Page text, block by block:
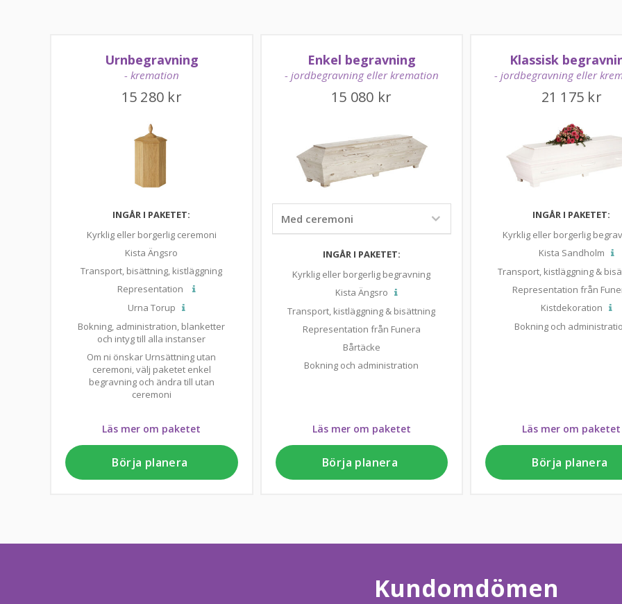
Urnbegravning
- kremation
15 280 kr
INGÅR I PAKETET:
Kyrklig eller borgerlig ceremoni
Kista Ängsro
Transport, bisättning, kistläggning
Representation
Urna Torup
Bokning, administration, blanketter
och intyg till alla instanser
Om ni önskar Urnsättning utan
ceremoni, välj paketet enkel
begravning och ändra till utan
ceremoni
Läs mer om paketet
Börja planera
Enkel begravning
- jordbegravning eller kremation
15 080 kr
INGÅR I PAKETET:
Kyrklig eller borgerlig begravning
Kista Ängsro
Transport, kistläggning & bisättning
Representation från Funera
Bårtäcke
Bokning och administration
Läs mer om paketet
Börja planera
Klassisk
- jordbegravning eller
21 175 kr
INGÅR I PAKETET:
Kyrklig eller borgerlig
Kista Sandholm
Transport, kistläggning &
Representation från
Kistdekoration
Bokning och
Läs mer om paketet
Börja planera
Kundomdömen